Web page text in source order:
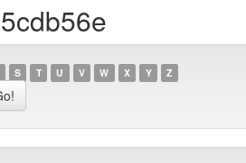
S T U V W X Y Z